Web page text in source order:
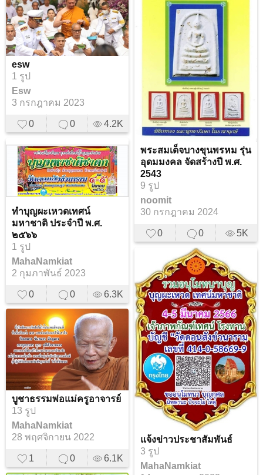
พระสมเด็จบางขุนพรหม รุ่น
อุดมมงคล จัดสร้างปี พ.ศ.
2543
9 รูป
noomit
30 กรกฎาคม 2024
0 0 5K
esw
1 รูป
Esw
3 กรกฎาคม 2023
0 0 4.2K
ทำบุญผะเหวดเทศน์
มหาชาติ ประจำปี พ.ศ.
๒๕๖๖
1 รูป
MahaNamkiat
2 กุมภาพันธ์ 2023
0 0 6.3K
แจ้งข่าวประชาสัมพันธ์
3 รูป
MahaNamkiat
บูชาธรรมพ่อแม่ครูอาจารย์
13 รูป
MahaNamkiat
28 พฤศจิกายน 2022
1 0 6.1K